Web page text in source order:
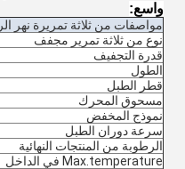
واسع:
مواصفات من ثلاثة تمريرة نهر
نوع من ثلاثة تمرير مجفف
قدرة التجفيف
الطول
قطر الطبل
مسحوق المحرك
نموذج المخفض
سرعة دوران الطبل
الرطوبة من المنتجات النهائية
Max.temperature في الداخل